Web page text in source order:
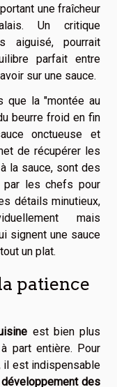
une fraîcheur
Un critique
aiguisé, pourrait
parfait entre
sur une sauce.
que la "montée au
beurre froid en fin
onctueuse et
de récupérer les
la sauce, sont des
par les chefs pour
détails minutieux,
mais
signent une sauce
un plat.
patience
est bien plus
part entière. Pour
il est indispensable
développement des